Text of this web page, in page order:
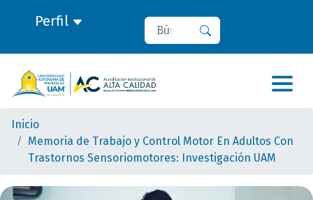
Perfil Buscar
Inicio
Memoria de Trabajo y Control Motor En Adultos Con
Trastornos Sensoriomotores: Investigación UAM